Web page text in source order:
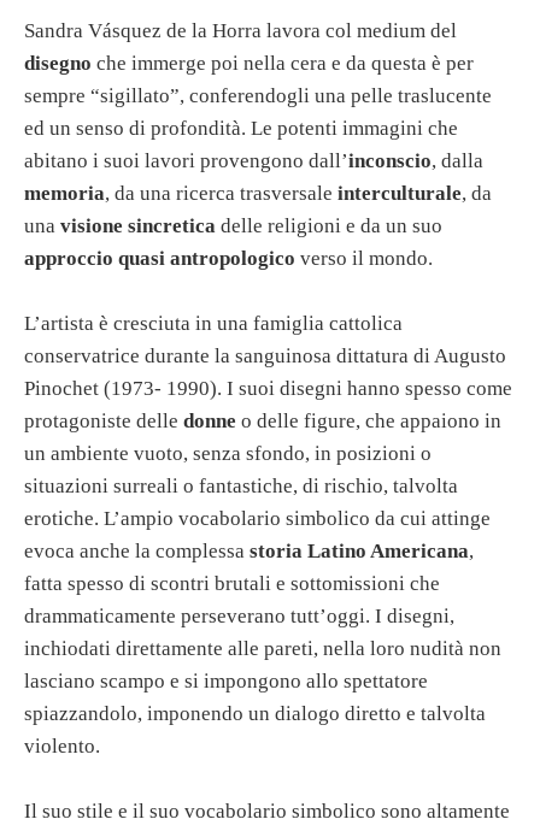
Sandra Vásquez de la Horra lavora col medium del
disegno che immerge poi nella cera e da questa è per
sempre “sigillato”, conferendogli una pelle traslucente
ed un senso di profondità. Le potenti immagini che
abitano i suoi lavori provengono dall’inconscio, dalla
memoria, da una ricerca trasversale interculturale, da
una visione sincretica delle religioni e da un suo
approccio quasi antropologico verso il mondo.
L’artista è cresciuta in una famiglia cattolica
conservatrice durante la sanguinosa dittatura di Augusto
Pinochet (1973- 1990). I suoi disegni hanno spesso come
protagoniste delle donne o delle figure, che appaiono in
un ambiente vuoto, senza sfondo, in posizioni o
situazioni surreali o fantastiche, di rischio, talvolta
erotiche. L’ampio vocabolario simbolico da cui attinge
evoca anche la complessa storia Latino Americana,
fatta spesso di scontri brutali e sottomissioni che
drammaticamente perseverano tutt’oggi. I disegni,
inchiodati direttamente alle pareti, nella loro nudità non
lasciano scampo e si impongono allo spettatore
spiazzandolo, imponendo un dialogo diretto e talvolta
violento.
Il suo stile e il suo vocabolario simbolico sono altamente